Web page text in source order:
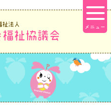
祉法人
祉協議会